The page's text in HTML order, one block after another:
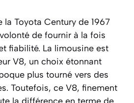
Toyota Century de 1967
de fournir à la fois
fiabilité. La limousine est
V8, un choix étonnant
plus tourné vers des
Toutefois, ce V8, finement
la différence en terme de